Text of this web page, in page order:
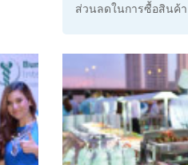
ส่วนลดในการซื้อสินค้